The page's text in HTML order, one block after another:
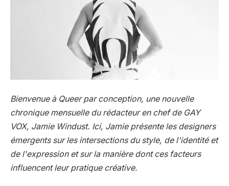
Bienvenue à Queer par conception, une nouvelle
chronique mensuelle du rédacteur en chef de GAY
VOX, Jamie Windust. Ici, Jamie présente les designers
émergents sur les intersections du style, de l'identité et
de l'expression et sur la manière dont ces facteurs
influencent leur pratique créative.